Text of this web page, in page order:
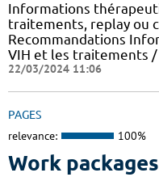
Informations
traitements, replay ou
Recommandations
VIH et les traitements
22/03/2024 11:06
PAGES
relevance: 100%
Work packages